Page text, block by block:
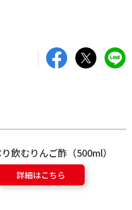
飲むりんご酢（500ml）
詳細はこちら